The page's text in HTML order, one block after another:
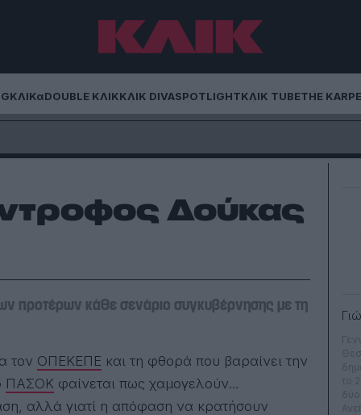
ΚΛΙΚαDOUBLE ΚΛΙΚΚΛΙΚ DIVASPOTLIGHTΚΛΙΚ TUBETHE
Δούκας
προτέρων κάθε σενάριο συγκυβέρνησης με τη
τον ΟΠΕΚΕΠΕ και τη φθορά που βαραίνει την
ΠΑΣΟΚ φαίνεται πως χαμογελούν…
αλλά γιατί η απόφαση να κρατήσουν